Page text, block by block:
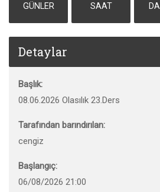
GÜNLER SAAT
Detaylar
Başlık:
08.06.2026 Olasılık 23.Ders
Tarafından barındırılan:
cengiz
Başlangıç:
06/08/2026 21:00